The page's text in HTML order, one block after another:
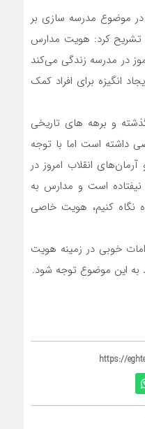
در موضوع مدرسه سازی بر
کرد: هویت مدارس
در مدرسه زندگی می‌کند
انگیزه برای افراد کمک
و برهه های تاریخی
داشته است اما با توجه
انقلاب امروز در
است و مدارس به
نگاه کنیم، هویت خاصی
خوبی در زمینه هویت
به این موضوع توجه شود.
https://